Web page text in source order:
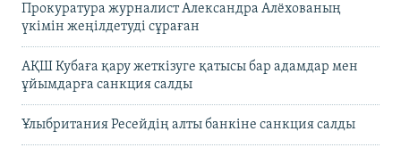
Прокуратура журналист Александра Алёхованың
үкімін жеңілдетуді сұраған
АҚШ Кубаға қару жеткізуге қатысы бар адамдар мен
ұйымдарға санкция салды
Ұлыбритания Ресейдің алты банкіне санкция салды